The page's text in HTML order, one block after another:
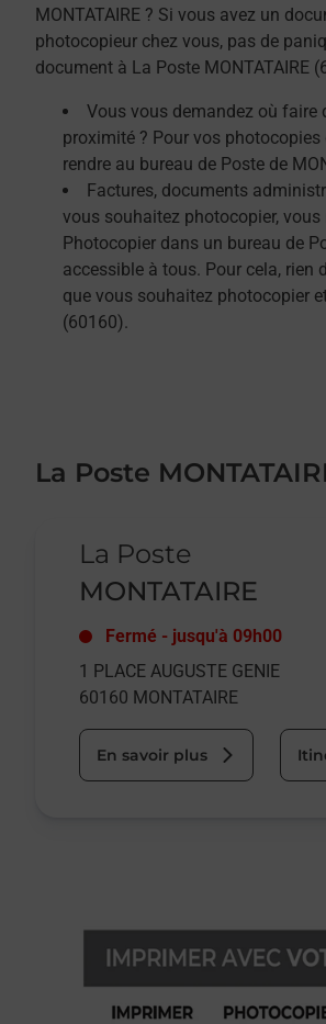
MONTATAIRE ? Si vous avez un
photocopieur chez vous, pas de
document à La Poste MONTATAIRE
Vous vous demandez où faire
proximité ? Pour vos
rendre au bureau de Poste de
Factures, documents
vous souhaitez photocopier,
Photocopier dans un bureau de
accessible à tous. Pour cela,
que vous souhaitez photocopier
(60160).
La Poste
La Poste
MONTATAIRE
Fermé - jusqu'à 09h00
1 PLACE AUGUSTE GENIE
60160 MONTATAIRE
En savoir plus